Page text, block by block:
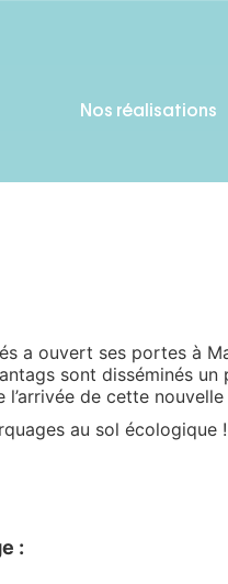
Nos réalisations
a ouvert ses portes à
sont disséminés
l’arrivée de cette nouvelle
au sol écologique !
: